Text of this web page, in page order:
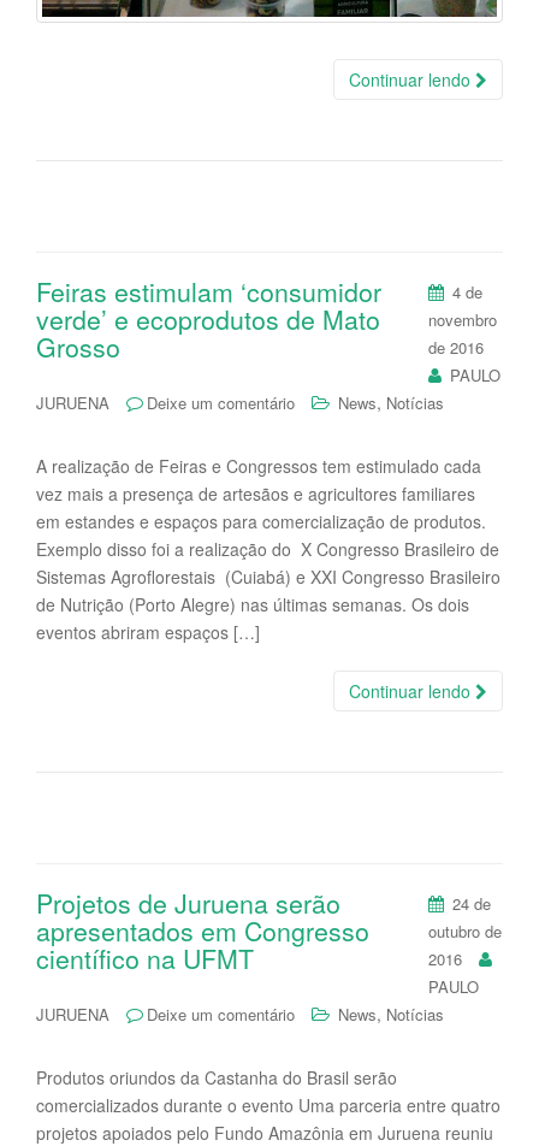
Continuar lendo
Feiras estimulam ‘consumidor
verde’ e ecoprodutos de Mato
Grosso
4 de
novembro
de 2016
PAULO
JURUENA
Deixe um comentário News, Notícias
A realização de Feiras e Congressos tem estimulado cada
vez mais a presença de artesãos e agricultores familiares
em estandes e espaços para comercialização de produtos.
Exemplo disso foi a realização do X Congresso Brasileiro de
Sistemas Agroflorestais (Cuiabá) e XXI Congresso Brasileiro
de Nutrição (Porto Alegre) nas últimas semanas. Os dois
eventos abriram espaços […]
Continuar lendo
Projetos de Juruena serão
apresentados em Congresso
científico na UFMT
24 de
outubro de
2016
PAULO
JURUENA
Deixe um comentário News, Notícias
Produtos oriundos da Castanha do Brasil serão
comercializados durante o evento Uma parceria entre quatro
projetos apoiados pelo Fundo Amazônia em Juruena reuniu